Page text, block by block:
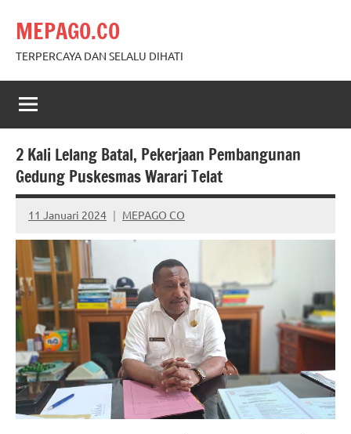
content
MEPAGO.CO
TERPERCAYA DAN SELALU DIHATI
2 Kali Lelang Batal, Pekerjaan Pembangunan
Gedung Puskesmas Warari Telat
11 Januari 2024 MEPAGO CO
No
comments